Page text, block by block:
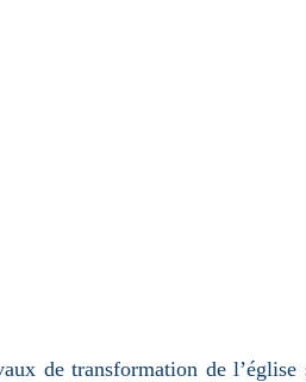
de transformation de